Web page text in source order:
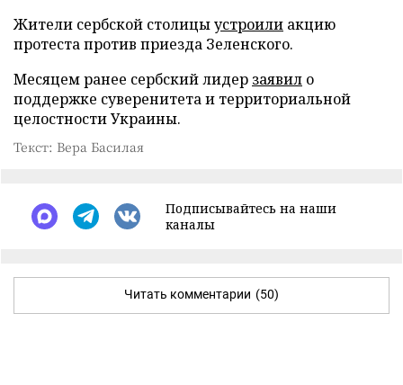
Жители сербской столицыустроили акцию
протеста против приезда Зеленского.
Месяцем ранее сербский лидер заявил о
поддержке суверенитета и территориальной
целостности Украины.
Текст: Вера Басилая
Подписывайтесь на наши
каналы
Читать комментарии (50)